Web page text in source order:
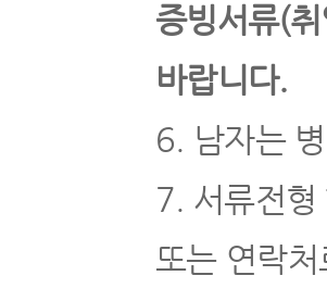
증빙서류(
바랍니다.
6. 남자는
7. 서류전
또는 연락